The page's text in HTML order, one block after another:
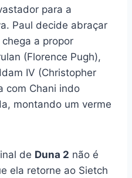
para a
Paul decide abraçar
a propor
(Florence Pugh),
IV (Christopher
com Chani indo
montando um verme
de Duna 2 não é
ela retorne ao Sietch